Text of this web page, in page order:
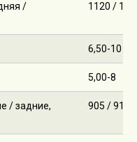
/
1120 /
6,50-10
5,00-8
/ задние,
905 / 910